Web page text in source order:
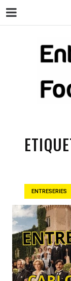
ENTRESERIES